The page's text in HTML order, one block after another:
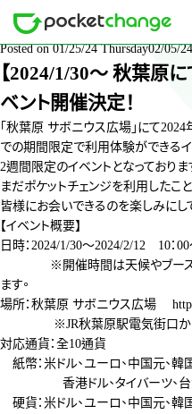
月份: 2024 年 1 月
Posted on 01/25/24 Thursday02/05/
【2024/1/30～ 秋葉原に
ベント開催決定！
「秋葉原 サボニウス広場」にて2024
での期間限定で利用体験ができるイ
2週間限定のイベントとなっておりま
まだポケットチェンジを利用したこ
皆様にお会いできるのを楽しみにし
【イベント概要】
日時：2024/1/30～2024/2/12 10：00
※開催時間は天候やブース来
ます。
場所：秋葉原 サボニウス広場
※JR秋葉原駅電気街口から「
対応通貨：全10通貨
紙幣：米ドル、ユーロ、中国元、韓
香港ドル、タイバーツ、台湾ド
硬貨：米ドル、ユーロ、中国元、韓